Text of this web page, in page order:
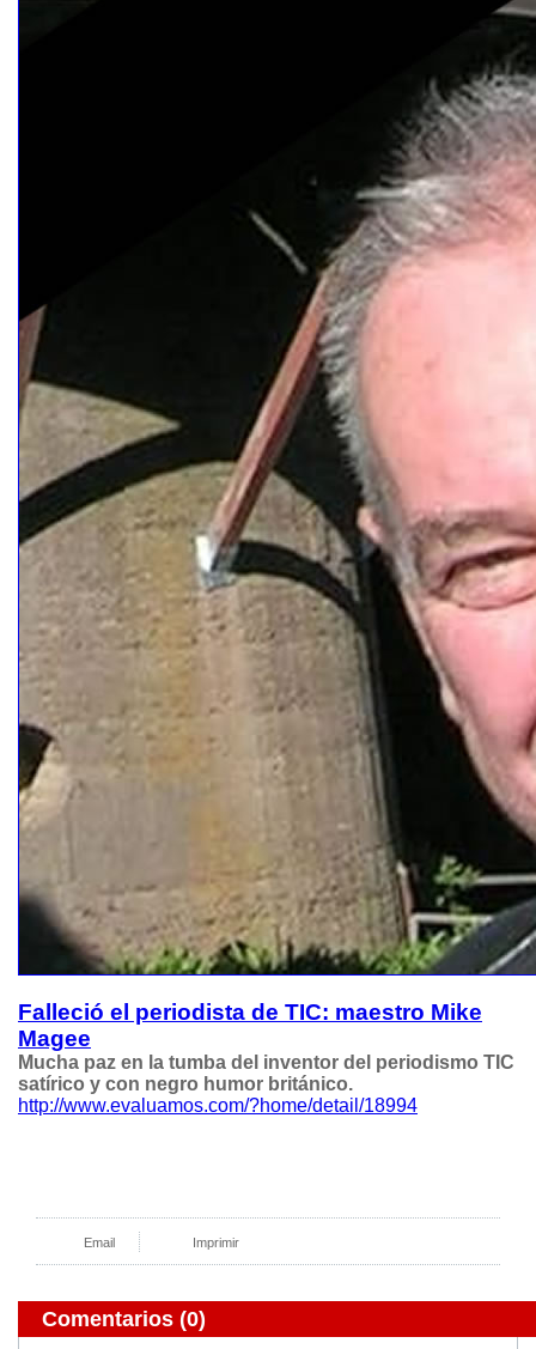
Falleció el periodista de TIC: maestro Mike
Magee
Mucha paz en la tumba del inventor del periodismo TIC
satírico y con negro humor británico.
http://www.evaluamos.com/?home/detail/18994
Email Imprimir
Comentarios (0)